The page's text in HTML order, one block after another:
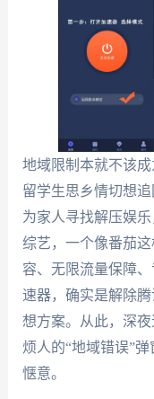
地域限制本就不该
留学生思乡情切想
为家人寻找解压娱
综艺，一个像番茄
容、无限流量保障
速器，确实是解除
想方案。从此，深
烦人的“地域错误”
惬意。